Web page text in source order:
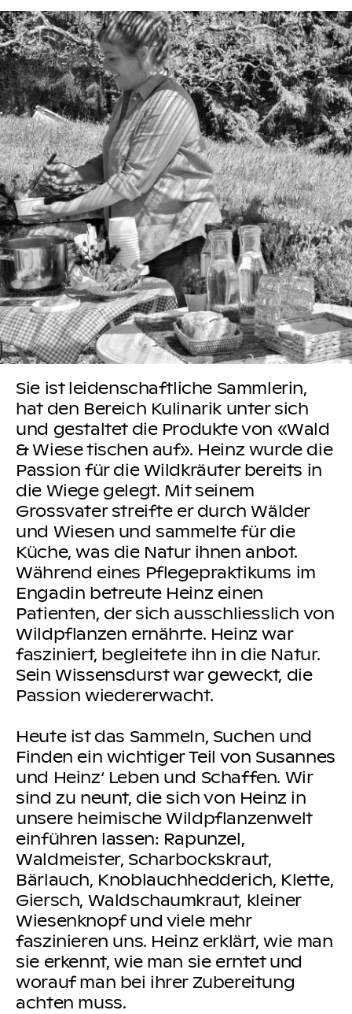
Sie ist leidenschaftliche Sammlerin,
hat den Bereich Kulinarik unter sich
und gestaltet die Produkte von «Wald
& Wiese tischen auf». Heinz wurde die
Passion für die Wildkräuter bereits in
die Wiege gelegt. Mit seinem
Grossvater streifte er durch Wälder
und Wiesen und sammelte für die
Küche, was die Natur ihnen anbot.
Während eines Pflegepraktikums im
Engadin betreute Heinz einen
Patienten, der sich ausschliesslich von
Wildpflanzen ernährte. Heinz war
fasziniert, begleitete ihn in die Natur.
Sein Wissensdurst war geweckt, die
Passion wiedererwacht.
Heute ist das Sammeln, Suchen und
Finden ein wichtiger Teil von Susannes
und Heinz‘ Leben und Schaffen. Wir
sind zu neunt, die sich von Heinz in
unsere heimische Wildpflanzenwelt
einführen lassen: Rapunzel,
Waldmeister, Scharbockskraut,
Bärlauch, Knoblauchhedderich, Klette,
Giersch, Waldschaumkraut, kleiner
Wiesenknopf und viele mehr
faszinieren uns. Heinz erklärt, wie man
sie erkennt, wie man sie erntet und
worauf man bei ihrer Zubereitung
achten muss.